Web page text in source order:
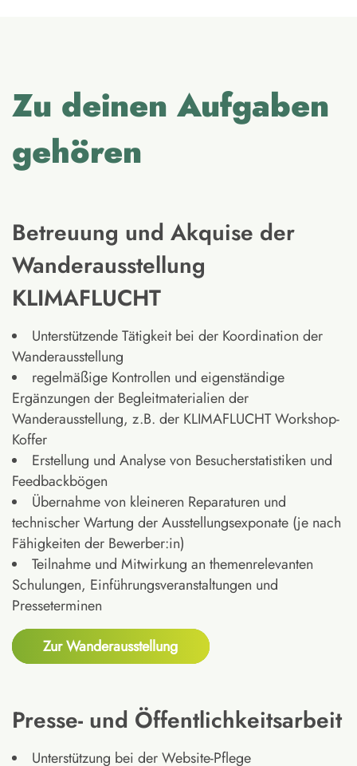
Zu deinen Aufgaben
gehören
Betreuung und Akquise der
Wanderausstellung
KLIMAFLUCHT
Unterstützende Tätigkeit bei der Koordination der
Wanderausstellung
regelmäßige Kontrollen und eigenständige
Ergänzungen der Begleitmaterialien der
Wanderausstellung, z.B. der KLIMAFLUCHT Workshop-
Koffer
Erstellung und Analyse von Besucherstatistiken und
Feedbackbögen
Übernahme von kleineren Reparaturen und
technischer Wartung der Ausstellungsexponate (je nach
Fähigkeiten der Bewerber:in)
Teilnahme und Mitwirkung an themenrelevanten
Schulungen, Einführungsveranstaltungen und
Presseterminen
Zur Wanderausstellung
Presse- und Öffentlichkeitsarbeit
Unterstützung bei der Website-Pflege